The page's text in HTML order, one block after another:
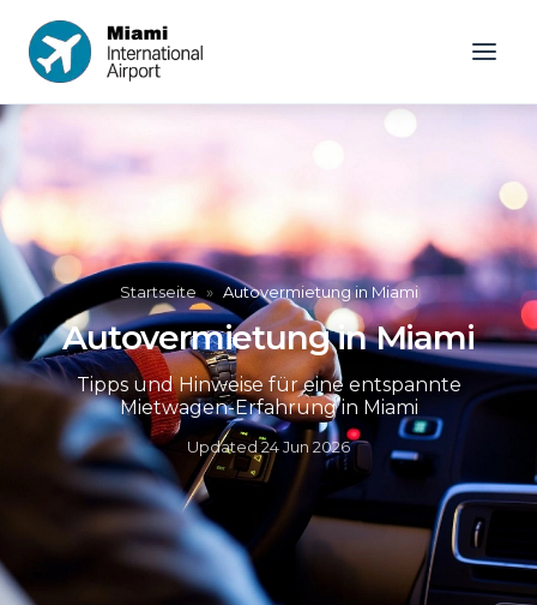
Startseite » Autovermietung in Miami
Autovermietung in Miami
Tipps und Hinweise für eine entspannte
Mietwagen-Erfahrung in Miami
Updated24 Jun 2026